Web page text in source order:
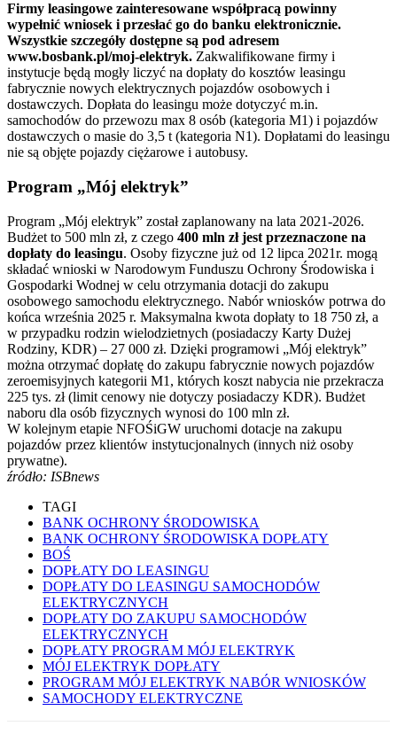
Firmy leasingowe zainteresowane współpracą powinny
wypełnić wniosek i przesłać go do banku elektronicznie.
Wszystkie szczegóły dostępne są pod adresem
www.bosbank.pl/moj-elektryk. Zakwalifikowane firmy i
instytucje będą mogły liczyć na dopłaty do kosztów leasingu
fabrycznie nowych elektrycznych pojazdów osobowych i
dostawczych. Dopłata do leasingu może dotyczyć m.in.
samochodów do przewozu max 8 osób (kategoria M1) i pojazdów
dostawczych o masie do 3,5 t (kategoria N1). Dopłatami do leasingu
nie są objęte pojazdy ciężarowe i autobusy.
Program „Mój elektryk”
Program „Mój elektryk” został zaplanowany na lata 2021-2026.
Budżet to 500 mln zł, z czego 400 mln zł jest przeznaczone na
dopłaty do leasingu. Osoby fizyczne już od 12 lipca 2021r. mogą
składać wnioski w Narodowym Funduszu Ochrony Środowiska i
Gospodarki Wodnej w celu otrzymania dotacji do zakupu
osobowego samochodu elektrycznego. Nabór wniosków potrwa do
końca września 2025 r. Maksymalna kwota dopłaty to 18 750 zł, a
w przypadku rodzin wielodzietnych (posiadaczy Karty Dużej
Rodziny, KDR) – 27 000 zł. Dzięki programowi „Mój elektryk”
można otrzymać dopłatę do zakupu fabrycznie nowych pojazdów
zeroemisyjnych kategorii M1, których koszt nabycia nie przekracza
225 tys. zł (limit cenowy nie dotyczy posiadaczy KDR). Budżet
naboru dla osób fizycznych wynosi do 100 mln zł.
W kolejnym etapie NFOŚiGW uruchomi dotacje na zakupu
pojazdów przez klientów instytucjonalnych (innych niż osoby
prywatne).
źródło: ISBnews
TAGI
BANK OCHRONY ŚRODOWISKA
BANK OCHRONY ŚRODOWISKA DOPŁATY
BOŚ
DOPŁATY DO LEASINGU
DOPŁATY DO LEASINGU SAMOCHODÓW
ELEKTRYCZNYCH
DOPŁATY DO ZAKUPU SAMOCHODÓW
ELEKTRYCZNYCH
DOPŁATY PROGRAM MÓJ ELEKTRYK
MÓJ ELEKTRYK DOPŁATY
PROGRAM MÓJ ELEKTRYK NABÓR WNIOSKÓW
SAMOCHODY ELEKTRYCZNE